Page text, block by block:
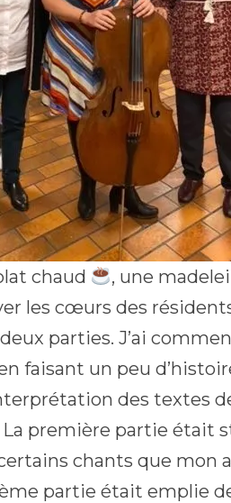
chaud
, une
les cœurs des
parties. J’ai
faisant un peu
des textes
La première partie était
chants que mon
partie était emplie